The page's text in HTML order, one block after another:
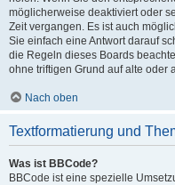
möglicherweise deaktiviert oder
Zeit vergangen. Es ist auch
Sie einfach eine Antwort darauf
die Regeln dieses Boards
ohne triftigen Grund auf alte oder
Nach oben
Textformatierung und
Was ist BBCode?
BBCode ist eine spezielle